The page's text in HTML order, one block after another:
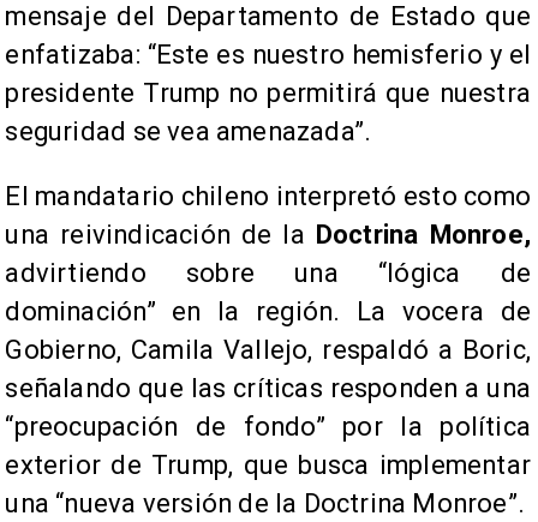
mensaje del Departamento de Estado que
enfatizaba: “Este es nuestro hemisferio y el
presidente Trump no permitirá que nuestra
seguridad se vea amenazada”.
El mandatario chileno interpretó esto como
una reivindicación de la Doctrina Monroe,
advirtiendo sobre una “lógica de
dominación” en la región. La vocera de
Gobierno, Camila Vallejo, respaldó a Boric,
señalando que las críticas responden a una
“preocupación de fondo” por la política
exterior de Trump, que busca implementar
una “nueva versión de la Doctrina Monroe”.